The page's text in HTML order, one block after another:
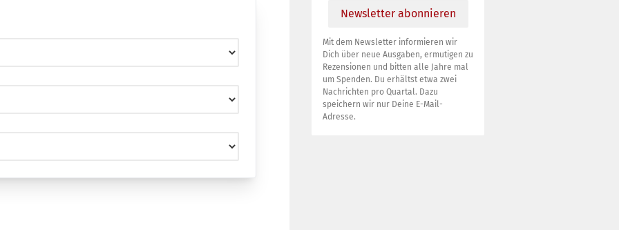
Newsletter abonnieren
Mit dem Newsletter informieren wir
Dich über neue Ausgaben, ermutigen zu
Rezensionen und bitten alle Jahre mal
um Spenden. Du erhältst etwa zwei
Nachrichten pro Quartal. Dazu
speichern wir nur Deine E-Mail-
Adresse.